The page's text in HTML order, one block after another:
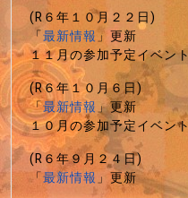
(R６年１０月２２日)
「最新情報」更新
１１月の参加予定イベン
(R６年１０月６日)
「最新情報」更新
１０月の参加予定イベン
(R６年９月２４日)
「最新情報」更新